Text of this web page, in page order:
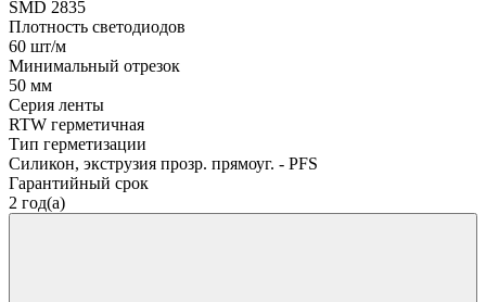
SMD 2835
Плотность светодиодов
60 шт/м
Минимальный отрезок
50 мм
Серия ленты
RTW герметичная
Тип герметизации
Силикон, экструзия прозр. прямоуг. - PFS
Гарантийный срок
2 год(а)